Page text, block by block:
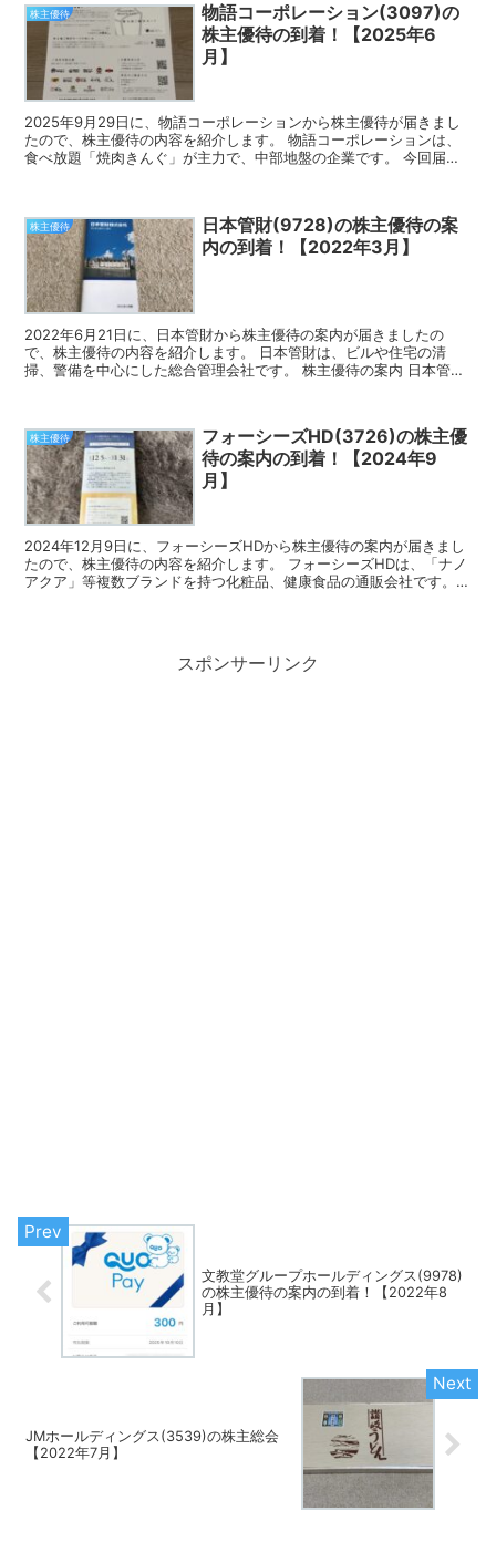
株主優待
物語コーポレーション(3097)の
株主優待の到着！【2025年6
月】
2025年9月29日に、物語コーポレーションから株主優待が届きまし
たので、株主優待の内容を紹介します。 物語コーポレーションは、
食べ放題「焼肉きんぐ」が主力で、中部地盤の企業です。 今回届い
株主優待
日本管財(9728)の株主優待の案
内の到着！【2022年3月】
2022年6月21日に、日本管財から株主優待の案内が届きましたの
で、株主優待の内容を紹介します。 日本管財は、ビルや住宅の清
掃、警備を中心にした総合管理会社です。 株主優待の案内 日本管財
株主優待
フォーシーズHD(3726)の株主優
待の案内の到着！【2024年9
月】
2024年12月9日に、フォーシーズHDから株主優待の案内が届きまし
たので、株主優待の内容を紹介します。 フォーシーズHDは、「ナノ
アクア」等複数ブランドを持つ化粧品、健康食品の通販会社です。
スポンサーリンク
文教堂グループホールディングス(9978)
の株主優待の案内の到着！【2022年8
月】
JMホールディングス(3539)の株主総会
【2022年7月】